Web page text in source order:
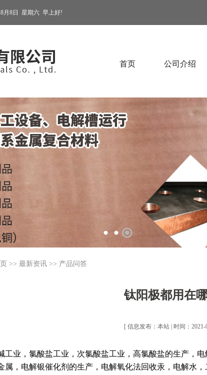
月8日 星期六 早上好!
首页 公司介绍
>> 最新资讯 >> 产品问答
钛阳极都用在
[ 信息发布：本站 | 时间：2021-
工业，氯酸盐工业，次氯酸盐工业，高氯酸盐的生产，
属，电解银催化剂的生产，电解氧化法回收汞，电解水